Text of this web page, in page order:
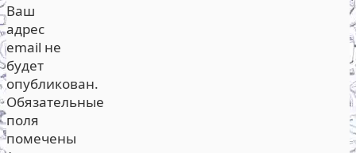
Ваш
адрес
email не
будет
опубликован.
Обязательные
поля
помечены